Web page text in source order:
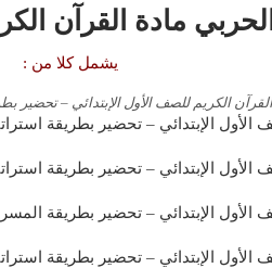
مادة القرآن
يشمل كلا من :
الكريم للصف الأول الإبتدائي – تحضير
الأول الإبتدائي – تحضير بطريقة
الأول الإبتدائي – تحضير بطريقة
الأول الإبتدائي – تحضير بطريقة
الإبتدائي – تحضير بطريقة